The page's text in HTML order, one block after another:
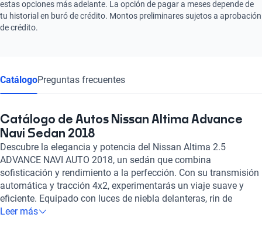
estas opciones más adelante. La opción de pagar a meses depende de
tu historial en buró de crédito. Montos preliminares sujetos a aprobación
de crédito.
CatálogoPreguntas frecuentes
Catálogo de Autos Nissan Altima Advance
Navi Sedan 2018
Descubre la elegancia y potencia del Nissan Altima 2.5
ADVANCE NAVI AUTO 2018, un sedán que combina
sofisticación y rendimiento a la perfección. Con su transmisión
automática y tracción 4x2, experimentarás un viaje suave y
eficiente. Equipado con luces de niebla delanteras, rin de
aleación de 18 pulgadas y un motor de 2.5 litros de 4 cilindros,
Leer más